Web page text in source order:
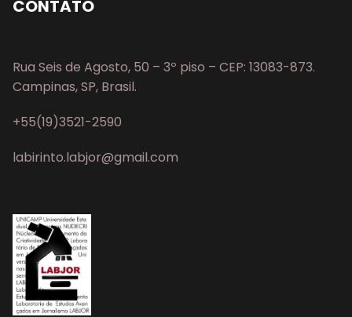
CONTATO
Rua Seis de Agosto, 50 – 3º piso – CEP: 13083-873.
Campinas, SP, Brasil.
+55(19)3521-2590
labirinto.labjor@gmail.com